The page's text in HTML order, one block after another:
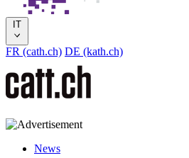
IT
FR (cath.ch) DE (kath.ch)
News